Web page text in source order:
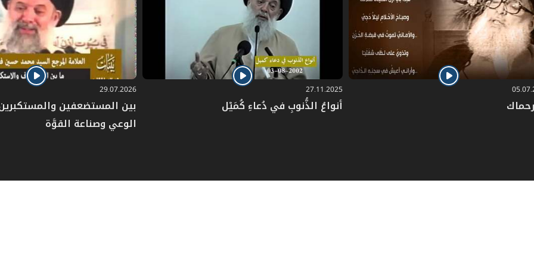
يسألهم ماذا حلّ بهذه المسألة وتلك
ذلك، أنني دخلت على أرشيف خطاباته
كملاحق، فرأيت أنَّ في توجيهاته من
فكانت خطاباته الاغترابيّة من صلب
متفاعل، لا يضيق به المكان، ولا تخنقه
27.11.2025
أنواعُ الذُّنوبِ في دُعاءِ كُمَيْل
29.07.2026
بين المستضعفين
الوعي وصناعة القوَّة